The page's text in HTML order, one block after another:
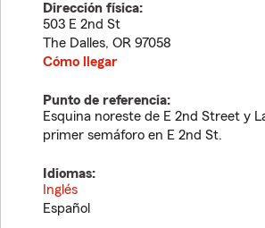
Dirección física:
503 E 2nd St
The Dalles, OR 97058
Cómo llegar
Punto de referencia:
Esquina noreste de E 2nd Street y
primer semáforo en E 2nd St.
Idiomas:
Inglés
Español